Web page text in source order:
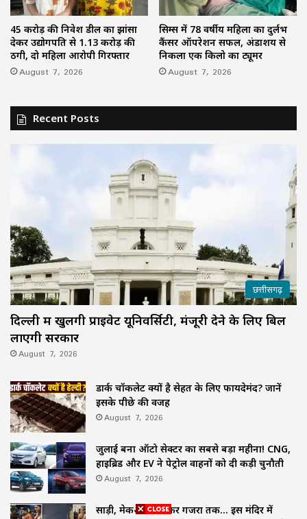
45 करोड़ की निवेश डील का झांसा
देकर उद्योगपति से 1.13 करोड़ की
ठगी, दो महिला आरोपी गिरफ्तार
August 7, 2026
सिम्स में 78 वर्षीय महिला का दुर्लभ
कैंसर ऑपरेशन सफल, अंडाशय से
निकला एक किलो का ट्यूमर
August 7, 2026
Recent Posts
छत्तीसगढ़
दिल्ली में खुलेंगी प्राइवेट यूनिवर्सिटी, मंजूरी देने के लिए बिल
लाएगी सरकार
August 7, 2026
डार्क चॉकलेट क्यों है सेहत के लिए फायदेमंद? जानें
इसके पीछे की वजह
August 7, 2026
जुलाई बना ऑटो सेक्टर का सबसे बड़ा महीना! CNG,
हाइब्रिड और EV ने पेट्रोल वाहनों को दी कड़ी चुनौती
August 7, 2026
साड़ी, मेकअप से लेकर गजरा तक… इस मंदिर में